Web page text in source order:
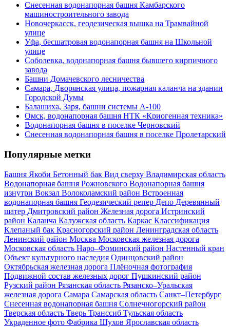
Снесенная водонапорная башня Камбарского
машиностроительного завода
Новочеркасск, геодезическая вышка на Трамвайной
улице
Уфа, бесшатровая водонапорная башня на Школьной
улице
Соболевка, водонапорная башня бывшего кирпичного
завода
Башни Домачевского лесничества
Самара, Дворянская улица, пожарная каланча на здании
Городской Думы
Балашиха, Заря, башни системы А-100
Омск, водонапорная башня НТК «Криогенная техника»
Водонапорная башня в поселке Черновский
Снесенная водонапорная башня в поселке Пролетарский
Популярные метки
Башня Якоби Бетонный бак Вид сверху Владимирская область
Водонапорная башня Рожновского Водонапорная башня
изнутри Вокзал Волоколамский район Встроенная
водонапорная башня Геодезический репер Депо Деревянный
шатер Дмитровский район Железная дорога Истринский
район Каланча Калужская область Каркас Классификация
Клепаный бак Красногорский район Ленинградская область
Ленинский район Москва Московская железная дорога
Московская область Наро–Фоминский район Настенный кран
Объект культурного наследия Одинцовский район
Октябрьская железная дорога Плёночная фотография
Подвижной состав железных дорог Пушкинский район
Рузский район Рязанская область Рязанско–Уральская
железная дорога Самара Самарская область Санкт–Петербург
Снесенная водонапорная башня Солнечногорский район
Тверская область Тверь Транссиб Тульская область
Украденное фото Фабрика Шухов Ярославская область